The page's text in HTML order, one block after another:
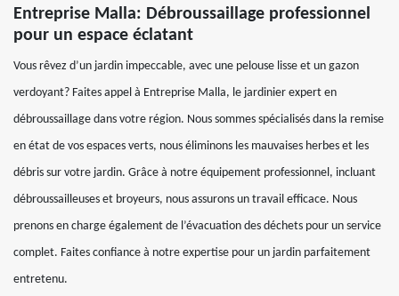
Entreprise Malla: Débroussaillage professionnel
pour un espace éclatant
Vous rêvez d’un jardin impeccable, avec une pelouse lisse et un gazon
verdoyant? Faites appel à Entreprise Malla, le jardinier expert en
débroussaillage dans votre région. Nous sommes spécialisés dans la remise
en état de vos espaces verts, nous éliminons les mauvaises herbes et les
débris sur votre jardin. Grâce à notre équipement professionnel, incluant
débroussailleuses et broyeurs, nous assurons un travail efficace. Nous
prenons en charge également de l’évacuation des déchets pour un service
complet. Faites confiance à notre expertise pour un jardin parfaitement
entretenu.